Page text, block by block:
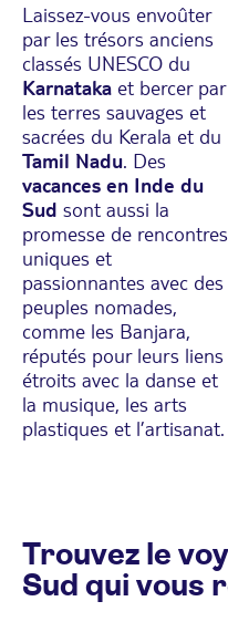
Laissez-vous envoûter
par les trésors anciens
classés UNESCO du
Karnataka et bercer par
les terres sauvages et
sacrées du Kerala et du
Tamil Nadu. Des
vacances en Inde du
Sud sont aussi la
promesse de rencontres
uniques et
passionnantes avec des
peuples nomades,
comme les Banjara,
réputés pour leurs liens
étroits avec la danse et
la musique, les arts
plastiques et l’artisanat.
Trouvez le
Sud qui vous